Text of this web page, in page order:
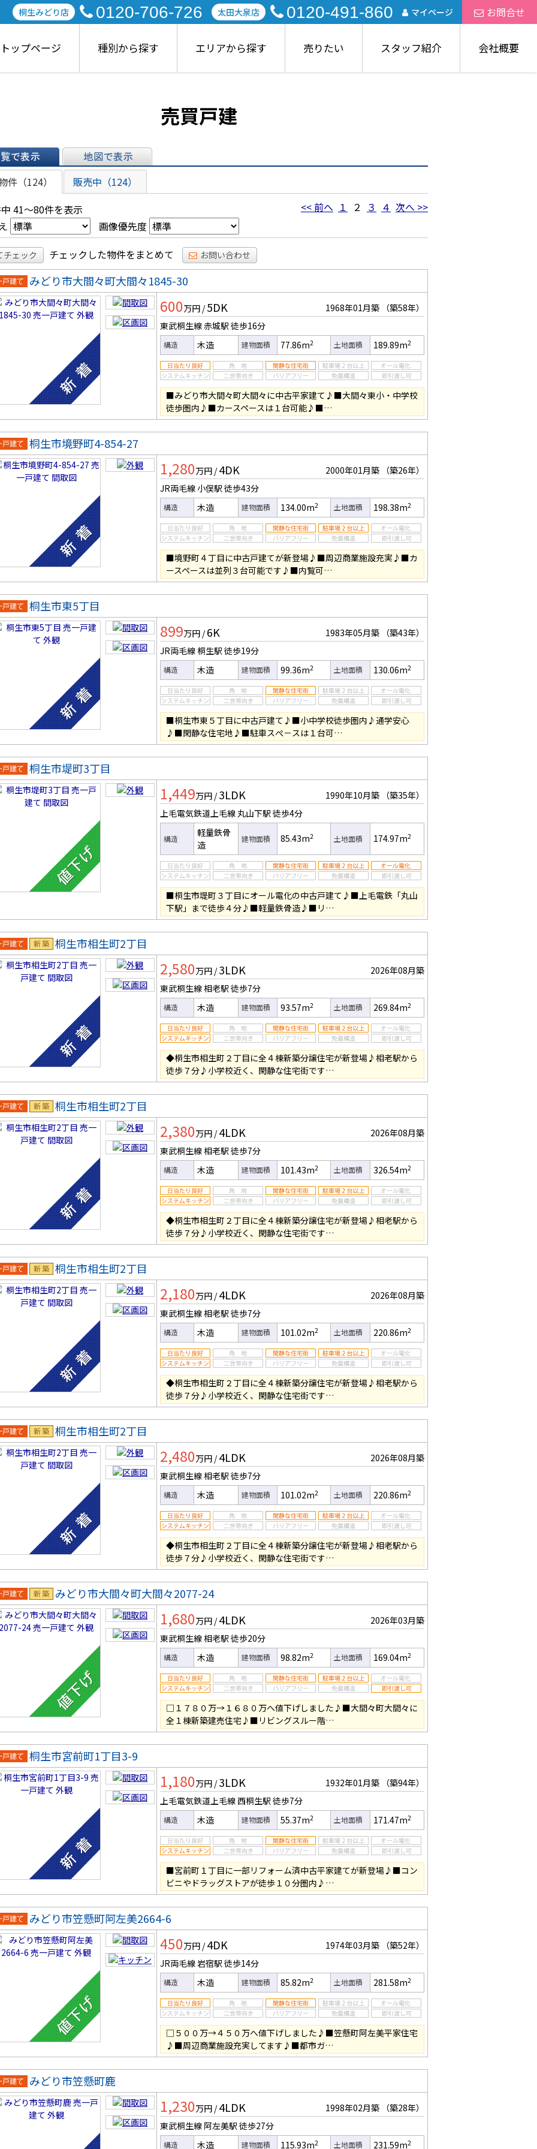
桐生みどり店 0120-706-726 太田大泉店 0120-491-860 マイページ お問合せ
トップページ 種別から探す エリアから探す 売りたい スタッフ紹介 会社概要
売買戸建
示 地図で表示
件（124）
販売中（124）
41～80件を表示
<< 前へ １ ２ ３ ４ 次へ >>
画像優先度
チェック チェックした物件をまとめて お問い合わせ
戸建
みどり市大間々町大間々1845-30
600万円 / 5DK 1968年01月築
（築58年）
東武桐生線 赤城駅 徒歩16分
構造 木造 建物面積 77.86m2 土地面積 189.89m2
■みどり市大間々町大間々に中古平家建て♪■大間々東小・中学校
徒歩圏内♪■カースペースは１台可能♪■…
戸建
桐生市境野町4-854-27
1,280万円 / 4DK 2000年01月築
（築26年）
JR両毛線 小俣駅 徒歩43分
構造 木造 建物面積 134.00m2 土地面積 198.38m2
■境野町４丁目に中古戸建てが新登場♪■周辺商業施設充実♪■カ
ースペースは並列３台可能です♪■内覧可…
戸建
桐生市東5丁目
899万円 / 6K 1983年05月築
（築43年）
JR両毛線 桐生駅 徒歩19分
構造 木造 建物面積 99.36m2 土地面積 130.06m2
■桐生市東５丁目に中古戸建て♪■小中学校徒歩圏内♪通学安心
♪■閑静な住宅地♪■駐車スぺ－スは１台可…
戸建
桐生市堤町3丁目
1,449万円 / 3LDK 1990年10月築
（築35年）
上毛電気鉄道上毛線 丸山下駅 徒歩4分
構造
軽量鉄骨
造
建物面積 85.43m2 土地面積 174.97m2
■桐生市堤町３丁目にオール電化の中古戸建て♪■上毛電鉄「丸山
下駅」まで徒歩４分♪■軽量鉄骨造♪■リ…
戸建 新築
桐生市相生町2丁目
2,580万円 / 3LDK
2026年08月築
東武桐生線 相老駅 徒歩7分
構造 木造 建物面積 93.57m2 土地面積 269.84m2
◆桐生市相生町２丁目に全４棟新築分譲住宅が新登場♪相老駅から
徒歩７分♪小学校近く、閑静な住宅街です…
戸建 新築
桐生市相生町2丁目
2,380万円 / 4LDK
2026年08月築
東武桐生線 相老駅 徒歩7分
構造 木造 建物面積 101.43m2 土地面積 326.54m2
◆桐生市相生町２丁目に全４棟新築分譲住宅が新登場♪相老駅から
徒歩７分♪小学校近く、閑静な住宅街です…
戸建 新築
桐生市相生町2丁目
2,180万円 / 4LDK
2026年08月築
東武桐生線 相老駅 徒歩7分
構造 木造 建物面積 101.02m2 土地面積 220.86m2
◆桐生市相生町２丁目に全４棟新築分譲住宅が新登場♪相老駅から
徒歩７分♪小学校近く、閑静な住宅街です…
戸建 新築
桐生市相生町2丁目
2,480万円 / 4LDK
2026年08月築
東武桐生線 相老駅 徒歩7分
構造 木造 建物面積 101.02m2 土地面積 220.86m2
◆桐生市相生町２丁目に全４棟新築分譲住宅が新登場♪相老駅から
徒歩７分♪小学校近く、閑静な住宅街です…
戸建 新築
みどり市大間々町大間々2077-24
1,680万円 / 4LDK
2026年03月築
東武桐生線 相老駅 徒歩20分
構造 木造 建物面積 98.82m2 土地面積 169.04m2
□１７８０万→１６８０万へ値下げしました♪■大間々町大間々に
全１棟新築建売住宅♪■リビングスルー階…
戸建
桐生市宮前町1丁目3-9
1,180万円 / 3LDK 1932年01月築
（築94年）
上毛電気鉄道上毛線 西桐生駅 徒歩7分
構造 木造 建物面積 55.37m2 土地面積 171.47m2
■宮前町１丁目に一部リフォーム済中古平家建てが新登場♪■コン
ビニやドラッグストアが徒歩１０分圏内♪…
戸建
みどり市笠懸町阿左美2664-6
450万円 / 4DK 1974年03月築
（築52年）
JR両毛線 岩宿駅 徒歩14分
構造 木造 建物面積 85.82m2 土地面積 281.58m2
□５００万→４５０万へ値下げしました♪■笠懸町阿左美平家住宅
♪■周辺商業施設充実してます♪■都市ガ…
戸建
みどり市笠懸町鹿
1,230万円 / 4LDK 1998年02月築
（築28年）
東武桐生線 阿左美駅 徒歩27分
構造 木造 建物面積 115.93m2 土地面積 231.59m2